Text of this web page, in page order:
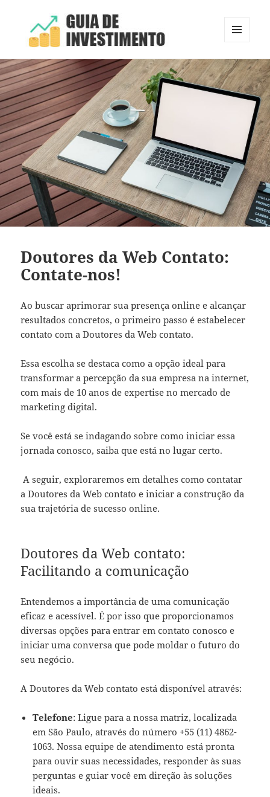
Guia de Investimento
E
WIDGETS
Doutores da Web Contato:
Contate-nos!
Ao buscar aprimorar sua presença online e alcançar
resultados concretos, o primeiro passo é estabelecer
contato com a Doutores da Web contato.
Essa escolha se destaca como a opção ideal para
transformar a percepção da sua empresa na internet,
com mais de 10 anos de expertise no mercado de
marketing digital.
Se você está se indagando sobre como iniciar essa
jornada conosco, saiba que está no lugar certo.
A seguir, exploraremos em detalhes como contatar
a Doutores da Web contato e iniciar a construção da
sua trajetória de sucesso online.
Doutores da Web contato:
Facilitando a comunicação
Entendemos a importância de uma comunicação
eficaz e acessível. É por isso que proporcionamos
diversas opções para entrar em contato conosco e
iniciar uma conversa que pode moldar o futuro do
seu negócio.
A Doutores da Web contato está disponível através:
Telefone: Ligue para a nossa matriz, localizada
em São Paulo, através do número +55 (11) 4862-
1063. Nossa equipe de atendimento está pronta
para ouvir suas necessidades, responder às suas
perguntas e guiar você em direção às soluções
ideais.